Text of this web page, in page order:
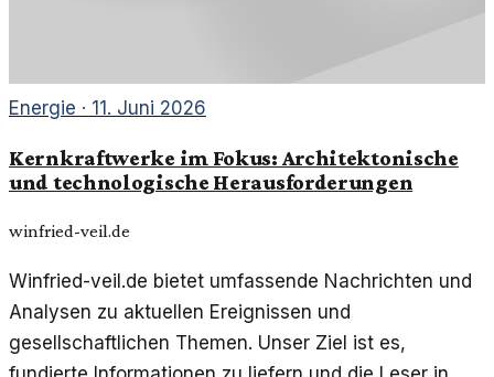
Energie · 11. Juni 2026
Kernkraftwerke im Fokus: Architektonische
und technologische Herausforderungen
winfried-veil.de
Winfried-veil.de bietet umfassende Nachrichten und
Analysen zu aktuellen Ereignissen und
gesellschaftlichen Themen. Unser Ziel ist es,